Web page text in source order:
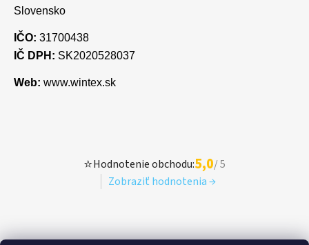
Slovensko
IČO: 31700438
IČ DPH: SK2020528037
Web: www.wintex.sk
⭐Hodnotenie obchodu:5,0/ 5
Zobraziť hodnotenia →